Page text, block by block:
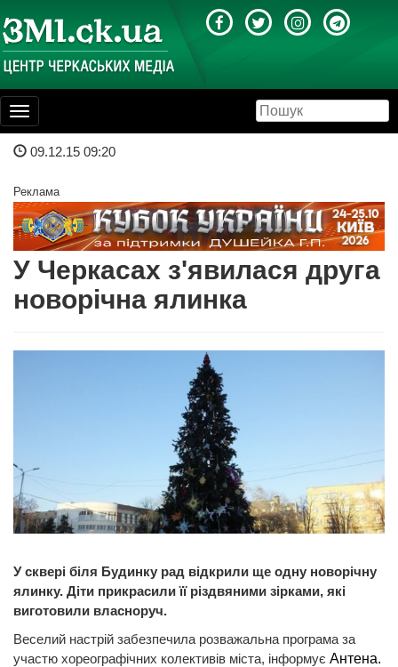
Toggle
navigation
09.12.15 09:20
Реклама
У Черкасах з'явилася друга
новорічна ялинка
У сквері біля Будинку рад відкрили ще одну новорічну
ялинку. Діти прикрасили її різдвяними зірками, які
виготовили власноруч.
Веселий настрій забезпечила розважальна програма за
участю хореографічних колективів міста, інформує Антена.